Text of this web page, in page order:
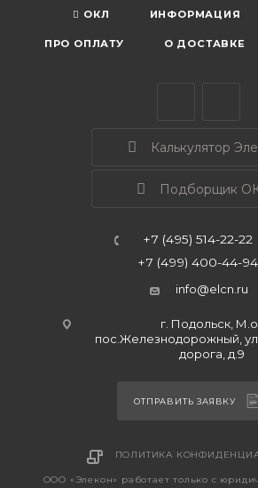
ОКЛ ИНФОРМАЦИЯ
ПРО ОПЛАТУ О ДОСТАВКЕ
Калькулятор
Подборщик
+7 (495) 514-22-22
+7 (499) 400-44-94
info@elcn.ru
г. Подольск, М.о.,
пос.Железнодорожный,
дорога, д.9
ОТПРАВИТЬ ЗАЯВКУ
ПОЛИТИКА
ООО «Элекон» работает только с